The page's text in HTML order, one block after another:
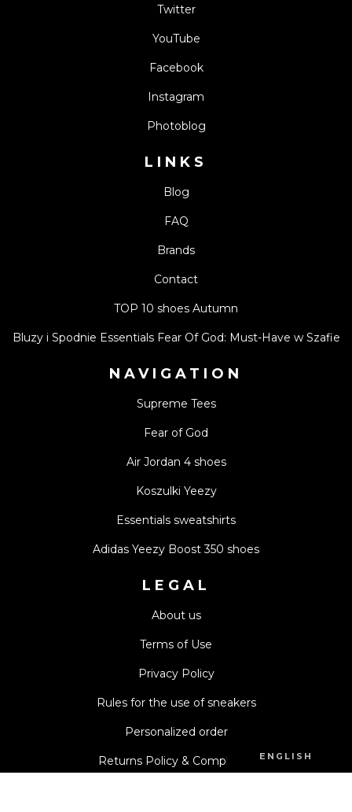
Twitter
YouTube
Facebook
Instagram
Photoblog
LINKS
Blog
FAQ
Brands
Contact
TOP 10 shoes Autumn
Bluzy i Spodnie Essentials Fear Of God: Must-Have w Szafie
NAVIGATION
Supreme Tees
Fear of God
Air Jordan 4 shoes
Koszulki Yeezy
Essentials sweatshirts
Adidas Yeezy Boost 350 shoes
LEGAL
About us
Terms of Use
Privacy Policy
Rules for the use of sneakers
Personalized order
Returns Policy & Complaints ENGLISH